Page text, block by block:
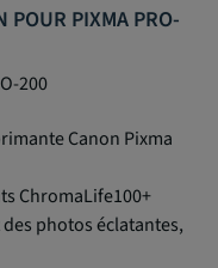
PIXMA PRO-
200
Canon Pixma
ChromaLife100+
photos éclatantes,